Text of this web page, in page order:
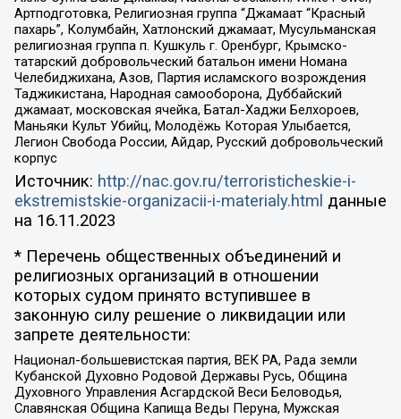
Артподготовка, Религиозная группа “Джамаат “Красный
пахарь”, Колумбайн, Хатлонский джамаат, Мусульманская
религиозная группа п. Кушкуль г. Оренбург, Крымско-
татарский добровольческий батальон имени Номана
Челебиджихана, Азов, Партия исламского возрождения
Таджикистана, Народная самооборона, Дуббайский
джамаат, московская ячейка, Батал-Хаджи Белхороев,
Маньяки Культ Убийц, Молодёжь Которая Улыбается,
Легион Свобода России, Айдар, Русский добровольческий
корпус
Источник: http://nac.gov.ru/terroristicheskie-i-
ekstremistskie-organizacii-i-materialy.html данные
на 16.11.2023
* Перечень общественных объединений и
религиозных организаций в отношении
которых судом принято вступившее в
законную силу решение о ликвидации или
запрете деятельности:
Национал-большевистская партия, ВЕК РА, Рада земли
Кубанской Духовно Родовой Державы Русь, Община
Духовного Управления Асгардской Веси Беловодья,
Славянская Община Капища Веды Перуна, Мужская